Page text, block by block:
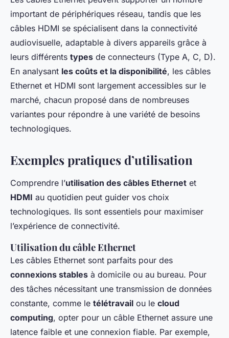
important de périphériques réseau, tandis que les
câbles HDMI se spécialisent dans la connectivité
audiovisuelle, adaptable à divers appareils grâce à
leurs différents types de connecteurs (Type A, C, D).
En analysant les coûts et la disponibilité, les câbles
Ethernet et HDMI sont largement accessibles sur le
marché, chacun proposé dans de nombreuses
variantes pour répondre à une variété de besoins
technologiques.
Exemples pratiques d’utilisation
Comprendre l’utilisation des câbles Ethernet et
HDMI au quotidien peut guider vos choix
technologiques. Ils sont essentiels pour maximiser
l’expérience de connectivité.
Utilisation du câble Ethernet
Les câbles Ethernet sont parfaits pour des
connexions stables à domicile ou au bureau. Pour
des tâches nécessitant une transmission de données
constante, comme le télétravail ou le cloud
computing, opter pour un câble Ethernet assure une
latence faible et une connexion fiable. Par exemple,